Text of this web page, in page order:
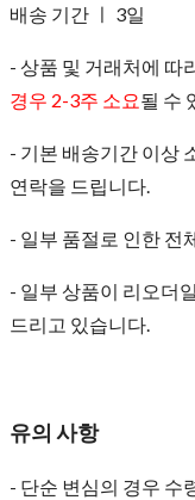
배송 기간 ㅣ 3일
- 상품 및 거래처에 따
경우 2-3주 소요될 수
- 기본 배송기간 이상
연락을 드립니다.
- 일부 품절로 인한 전
- 일부 상품이 리오더
드리고 있습니다.
유의 사항
- 단순 변심의 경우 수